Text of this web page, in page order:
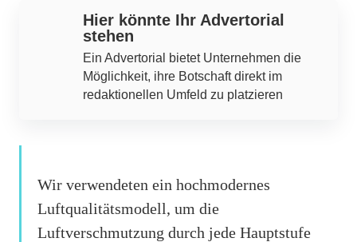
Hier könnte Ihr Advertorial
stehen
Ein Advertorial bietet Unternehmen die
Möglichkeit, ihre Botschaft direkt im
redaktionellen Umfeld zu platzieren
Wir verwendeten ein hochmodernes
Luftqualitätsmodell, um die
Luftverschmutzung durch jede Hauptstufe